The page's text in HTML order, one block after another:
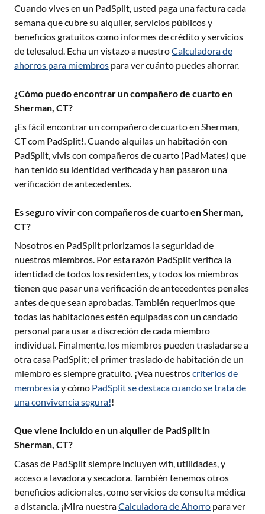
Cuando vives en un PadSplit, usted paga una factura cada
semana que cubre su alquiler, servicios públicos y
beneficios gratuitos como informes de crédito y servicios
de telesalud. Echa un vistazo a nuestroCalculadora de
ahorros para miembros para ver cuánto puedes ahorrar.
¿Cómo puedo encontrar un compañero de cuarto en
Sherman, CT?
¡Es fácil encontrar un compañero de cuarto en Sherman,
CTcom PadSplit!. Cuando alquilas un habitación con
PadSplit, vivis con compañeros de cuarto (PadMates) que
han tenido su identidad verificada y han pasaron una
verificación de antecedentes.
Es seguro vivir con compañeros de cuarto en Sherman,
CT?
Nosotros en PadSplit priorizamos la seguridad de
nuestros miembros. Por esta razón PadSplit verifica la
identidad de todos los residentes, y todos los miembros
tienen que pasar una verificación de antecedentes penales
antes de que sean aprobadas. También requerimos que
todas las habitaciones estén equipadas con un candado
personal para usar a discreción de cada miembro
individual. Finalmente, los miembros pueden trasladarse a
otra casa PadSplit; el primer traslado de habitación de un
miembro es siempre gratuito. ¡Vea nuestroscriterios de
membresíay cómo PadSplit se destaca cuando se trata de
una convivencia segura!!
Que viene incluido en un alquiler de PadSplit in
Sherman, CT?
Casas de PadSplit siempre incluyen wifi, utilidades, y
acceso a lavadora y secadora. También tenemos otros
beneficios adicionales, como servicios de consulta médica
a distancia. ¡Mira nuestraCalculadora de Ahorro para ver